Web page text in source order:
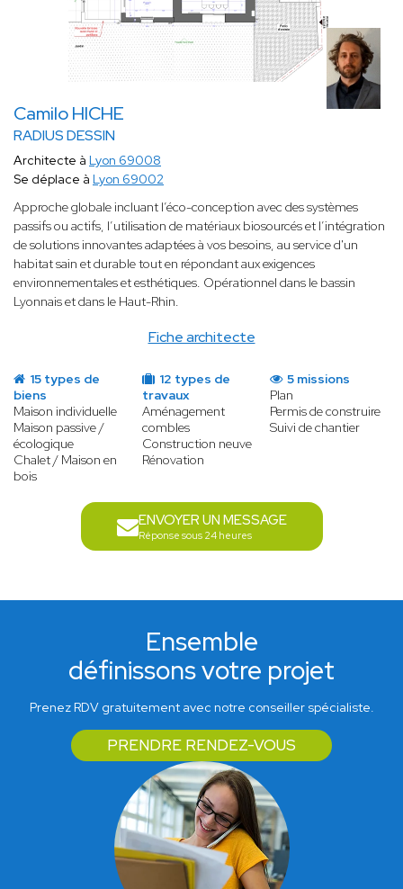
Camilo HICHE
RADIUS DESSIN
Fiche architecte
Architecte à Lyon 69008
Se déplace à Lyon 69002
Approche globale incluant l’éco-conception avec des systèmes
passifs ou actifs, l’utilisation de matériaux biosourcés et l’intégration
de solutions innovantes adaptées à vos besoins, au service d'un
habitat sain et durable tout en répondant aux exigences
environnementales et esthétiques. Opérationnel dans le bassin
Lyonnais et dans le Haut-Rhin.
15 types de
biens
Maison individuelle
Maison passive /
écologique
Chalet / Maison en
bois
12 types de
travaux
Aménagement
combles
Construction neuve
Rénovation
5 missions
Plan
Permis de construire
Suivi de chantier
ENVOYER UN MESSAGE
Réponse sous 24 heures
Ensemble
définissons votre projet
Prenez RDV gratuitement avec notre conseiller spécialiste.
PRENDRE RENDEZ-VOUS